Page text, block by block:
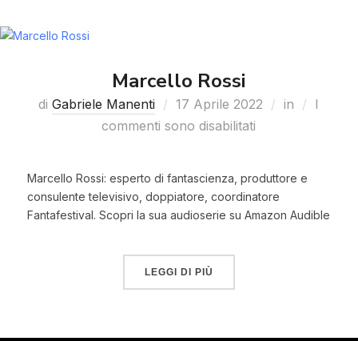
Marcello Rossi
diGabriele Manenti 17 Aprile 2022 in
I
commenti sono disabilitati
Marcello Rossi: esperto di fantascienza, produttore e
consulente televisivo, doppiatore, coordinatore
Fantafestival. Scopri la sua audioserie su Amazon Audible
LEGGI DI PIÙ